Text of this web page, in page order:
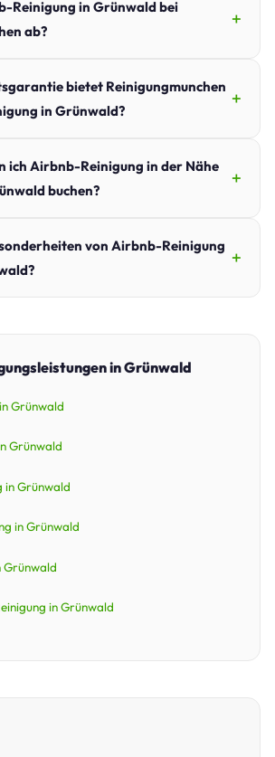
Reinigung in Grünwald bei
ab?
bietet Reinigungmunchen
in Grünwald?
ich Airbnb-Reinigung in der Nähe
buchen?
von Airbnb-Reinigung
in Grünwald
Grünwald
Grünwald
in Grünwald
in Grünwald
Grünwald
in Grünwald